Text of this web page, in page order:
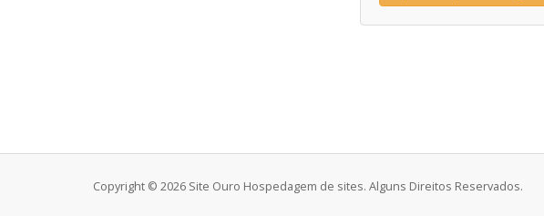
Copyright © 2026 Site Ouro Hospedagem de sites. Alguns Direitos Reservados.